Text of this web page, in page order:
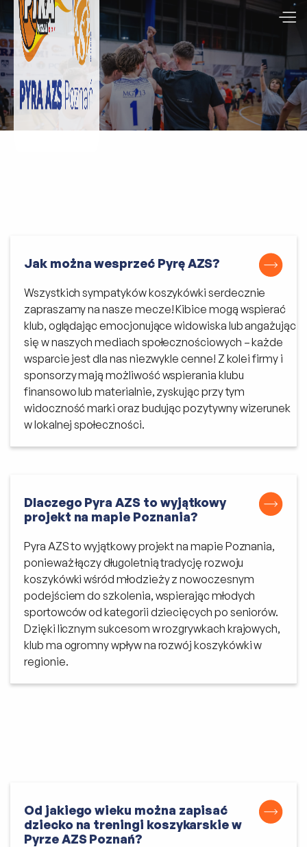
Jak można wesprzeć Pyrę AZS?
Wszystkich sympatyków koszykówki serdecznie
zapraszamy na nasze mecze! Kibice mogą wspierać
klub, oglądając emocjonujące widowiska lub angażując
się w naszych mediach społecznościowych – każde
wsparcie jest dla nas niezwykle cenne! Z kolei firmy i
sponsorzy mają możliwość wspierania klubu
finansowo lub materialnie, zyskując przy tym
widoczność marki oraz budując pozytywny wizerunek
w lokalnej społeczności.
Dlaczego Pyra AZS to wyjątkowy
projekt na mapie Poznania?
Pyra AZS to wyjątkowy projekt na mapie Poznania,
ponieważ łączy długoletnią tradycję rozwoju
koszykówki wśród młodzieży z nowoczesnym
podejściem do szkolenia, wspierając młodych
sportowców od kategorii dziecięcych po seniorów.
Dzięki licznym sukcesom w rozgrywkach krajowych,
klub ma ogromny wpływ na rozwój koszykówki w
regionie.
Od jakiego wieku można zapisać
dziecko na treningi koszykarskie w
Pyrze AZS Poznań?